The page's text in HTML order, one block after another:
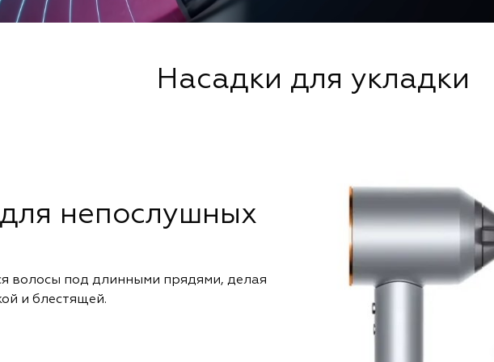
Насадки для укладки
непослушных
волосы под длинными прядями, делая
и блестящей.